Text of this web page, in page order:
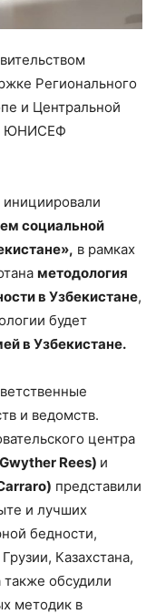
Регионального
и Центральной
ЮНИСЕФ
социальной
в рамках
методология
в Узбекистане,
будет
в Узбекистане.
и ведомств.
центра
Rees) и
) представили
и лучших
бедности,
Казахстана,
обсудили
методик в